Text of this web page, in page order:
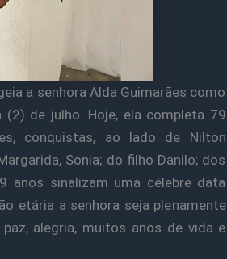
a senhora Alda Guimarães como
de julho. Hoje, ela completa 79
conquistas, ao lado de Nilton
Sonia; do filho Danilo; dos
anos sinalizam uma célebre data
etária a senhora seja plenamente
alegria, muitos anos de vida e